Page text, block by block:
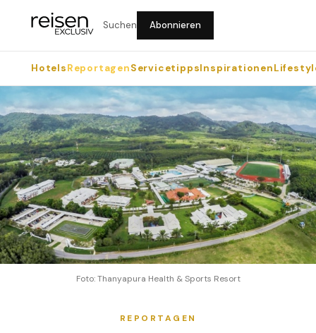
Suchen Abonnieren
HotelsReportagenServicetippsInspirationen
Foto: Thanyapura Health & Sports Resort
REPORTAGEN